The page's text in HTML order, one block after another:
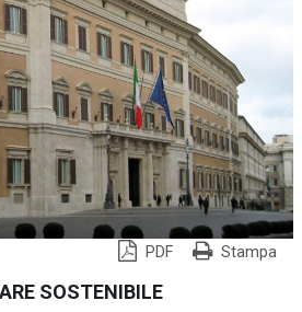
PDF Stampa
SOSTENIBILE